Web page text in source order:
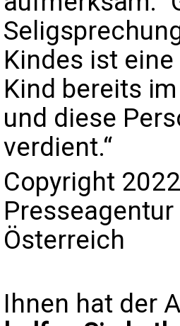
Kindes ist
Kind bereits
und diese
verdient.“
Copyright
Presseagentur
Österreich
Ihnen hat der